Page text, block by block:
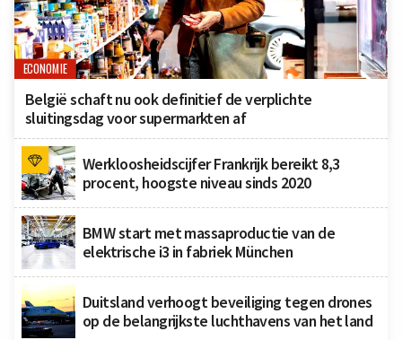
ECONOMIE
België schaft nu ook definitief de verplichte
sluitingsdag voor supermarkten af
Werkloosheidscijfer Frankrijk bereikt 8,3
procent, hoogste niveau sinds 2020
BMW start met massaproductie van de
elektrische i3 in fabriek München
Duitsland verhoogt beveiliging tegen drones
op de belangrijkste luchthavens van het land